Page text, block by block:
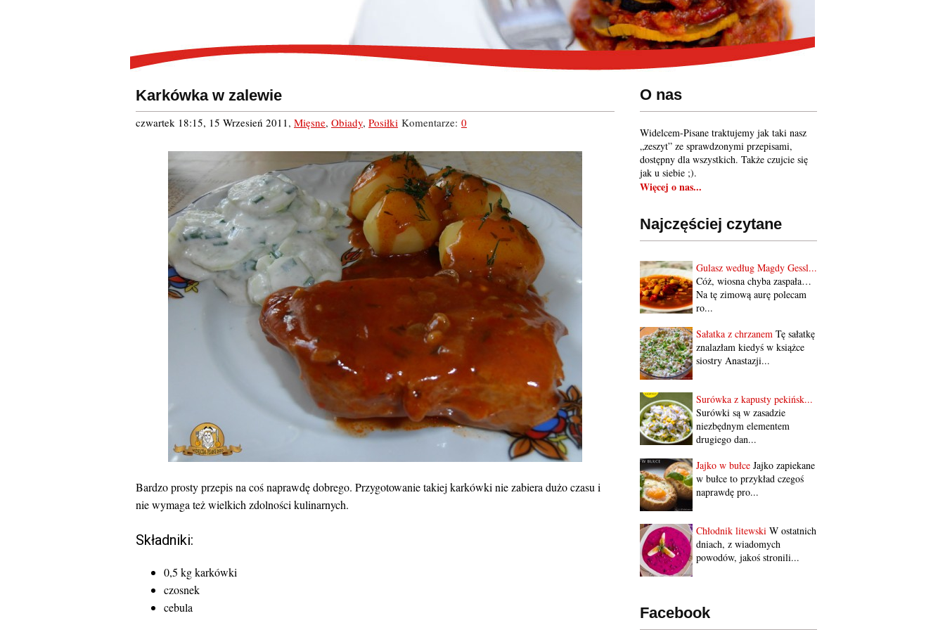
O nas
Widelcem-Pisane traktujemy jak taki nasz
„zeszyt” ze sprawdzonymi przepisami,
dostępny dla wszystkich. Także czujcie się
jak u siebie ;).
Więcej o nas...
Najczęściej czytane
Gulasz według Magdy Gessl...
Cóż, wiosna chyba zaspała…
Na tę zimową aurę polecam
ro...
Sałatka z chrzanem Tę sałatkę
znalazłam kiedyś w książce
siostry Anastazji...
Surówka z kapusty pekińsk...
Surówki są w zasadzie
niezbędnym elementem
drugiego dan...
Jajko w bułce Jajko zapiekane
w bułce to przykład czegoś
naprawdę pro...
Chłodnik litewski W ostatnich
dniach, z wiadomych
powodów, jakoś stronili...
Facebook
Karkówka w zalewie
czwartek 18:15, 15 Wrzesień 2011, Mięsne, Obiady, Posiłki Komentarze: 0
Bardzo prosty przepis na coś naprawdę dobrego. Przygotowanie takiej karkówki nie zabiera dużo czasu i
nie wymaga też wielkich zdolności kulinarnych.
Składniki:
0,5 kg karkówki
czosnek
cebula